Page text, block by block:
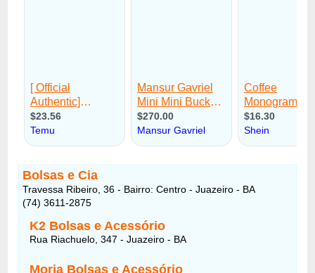
Bolsas e Cia
Travessa Ribeiro, 36 - Bairro: Centro - Juazeiro - BA
(74) 3611-2875
K2 Bolsas e Acessório
Rua Riachuelo, 347 - Juazeiro - BA
Moria Bolsas e Acessório